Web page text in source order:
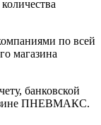
по всей
магазина
банковской
ПНЕВМАКС.